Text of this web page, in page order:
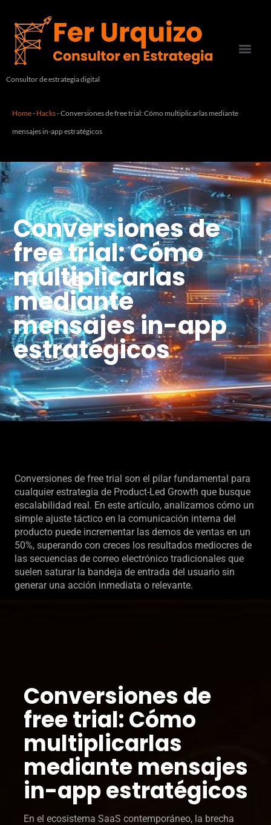
Consultor de estrategia digital
Home- Hacks-Conversiones de free trial: Cómo multiplicarlas mediante
mensajes in-app estratégicos
Conversiones de
free trial: Cómo
multiplicarlas
mediante
mensajes in-app
estratégicos
Conversiones de free trial son el pilar fundamental para
cualquier estrategia de Product-Led Growth que busque
escalabilidad real. En este artículo, analizamos cómo un
simple ajuste táctico en la comunicación interna del
producto puede incrementar las demos de ventas en un
50%, superando con creces los resultados mediocres de
las secuencias de correo electrónico tradicionales que
suelen saturar la bandeja de entrada del usuario sin
generar una acción inmediata o relevante.
Conversiones de
free trial: Cómo
multiplicarlas
mediante mensajes
in-app estratégicos
En el ecosistema SaaS contemporáneo, la brecha